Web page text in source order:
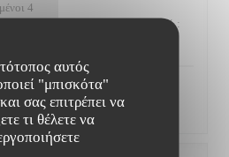
αυτός
"μπισκότα"
σας επιτρέπει να
τι θέλετε να
4
Ποιότητα / Τιμή:
produits de qualité. Service
dans le quartier